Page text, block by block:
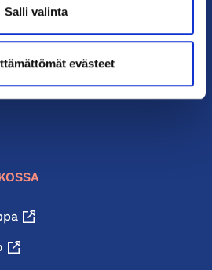
Salli valinta
evästeet